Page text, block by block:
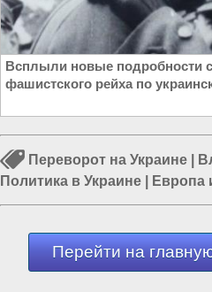
Всплыли новые подробности
фашистского рейха по
Переворот на Украине
Политика в Украине
Европа
Украина|Донбасс|Россия и
Перейти на